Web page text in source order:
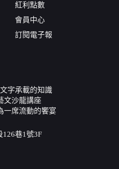
紅利點數
會員中心
訂閱電子報
字承載的知識
文沙龍講座
一席流動的饗宴
126巷1號3F